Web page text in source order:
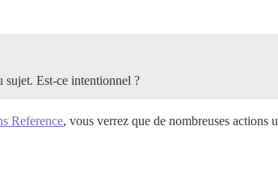
Est-ce intentionnel ?
Reference, vous verrez que de nombreuses actions